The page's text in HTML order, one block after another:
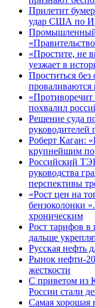
Прилетит
удар США по
Промышленный
«Простите, не
уезжает в
Проститься
проваливаются
похвалил
Решение суда
руководителей
Роберт Каган:
крупнейшим
Российский
руководства
перспективы
«Рост цен на
бензоколонки
хроническим
Рост тарифов в
дальше
Русская нефть
Рынок нефти-
жесткости
С приветом из
России стали
Самая хорошая